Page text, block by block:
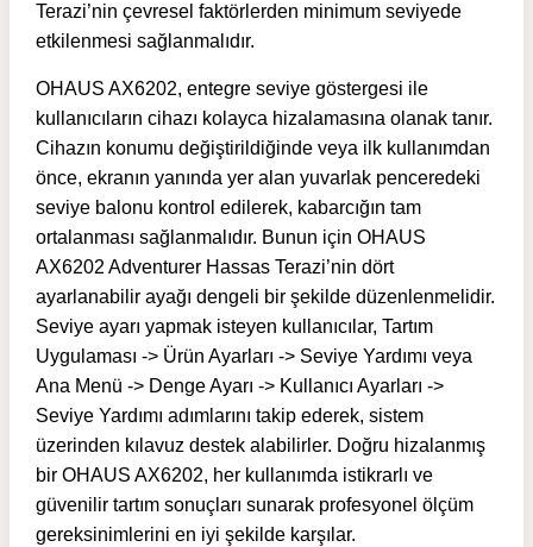
Terazi’nin çevresel faktörlerden minimum seviyede
etkilenmesi sağlanmalıdır.
OHAUS AX6202, entegre seviye göstergesi ile
kullanıcıların cihazı kolayca hizalamasına olanak tanır.
Cihazın konumu değiştirildiğinde veya ilk kullanımdan
önce, ekranın yanında yer alan yuvarlak penceredeki
seviye balonu kontrol edilerek, kabarcığın tam
ortalanması sağlanmalıdır. Bunun için OHAUS
AX6202 Adventurer Hassas Terazi’nin dört
ayarlanabilir ayağı dengeli bir şekilde düzenlenmelidir.
Seviye ayarı yapmak isteyen kullanıcılar, Tartım
Uygulaması -> Ürün Ayarları -> Seviye Yardımı veya
Ana Menü -> Denge Ayarı -> Kullanıcı Ayarları ->
Seviye Yardımı adımlarını takip ederek, sistem
üzerinden kılavuz destek alabilirler. Doğru hizalanmış
bir OHAUS AX6202, her kullanımda istikrarlı ve
güvenilir tartım sonuçları sunarak profesyonel ölçüm
gereksinimlerini en iyi şekilde karşılar.